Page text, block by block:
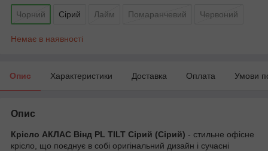
Чорний Сірий Лайм Помаранчевий Червоний
Немає в наявності
Опис Характеристики Доставка Оплата Умови
Опис
Крісло АКЛАС Вінд PL TILT Сірий (Сірий) - стильне офісне
крісло, що поєднує в собі оригінальний дизайн і сучасні